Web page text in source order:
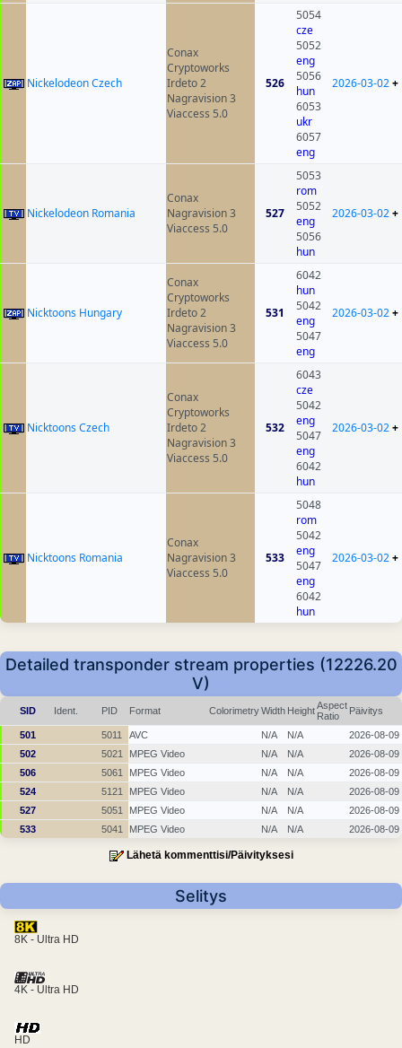
Nickelodeon Czech
Conax
Cryptoworks
Irdeto 2
Nagravision 3
Viaccess 5.0
526
5054
cze
5052
eng
5056
hun
6053
ukr
6057
eng
2026-03-02+
Nickelodeon Romania
Conax
Nagravision 3
Viaccess 5.0
527
5053
rom
5052
eng
5056
hun
2026-03-02+
Nicktoons Hungary
Conax
Cryptoworks
Irdeto 2
Nagravision 3
Viaccess 5.0
531
6042
hun
5042
eng
5047
eng
2026-03-02+
Nicktoons Czech
Conax
Cryptoworks
Irdeto 2
Nagravision 3
Viaccess 5.0
532
6043
cze
5042
eng
5047
eng
6042
hun
2026-03-02+
Nicktoons Romania
Conax
Nagravision 3
Viaccess 5.0
533
5048
rom
5042
eng
5047
eng
6042
hun
2026-03-02+
Detailed transponder stream properties (12226.20
V)
SID Ident. PID Format ColorimetryWidth HeightAspect
Ratio
Päivitys
501 5011 AVC N/A N/A
2026-08-09
502
5021 MPEG Video N/A N/A
2026-08-09
506
5061 MPEG Video N/A N/A
2026-08-09
524
5121 MPEG Video N/A N/A
2026-08-09
527
5051 MPEG Video N/A N/A
2026-08-09
533
5041 MPEG Video N/A N/A 2026-08-09
Lähetä kommenttisi/Päivityksesi
Selitys
8K - Ultra HD
4K - Ultra HD
HD